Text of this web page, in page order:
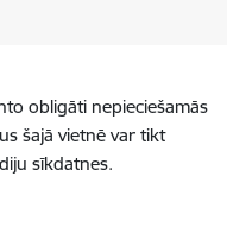
obligāti nepieciešamās
šajā vietnē var tikt
sīkdatnes.